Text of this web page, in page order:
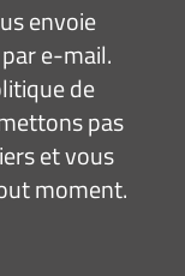
envoie
e-mail.
de
pas
et vous
moment.